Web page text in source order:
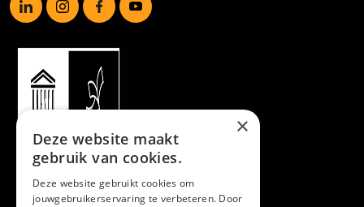
×
Deze website maakt
gebruik van cookies.
Deze website gebruikt cookies om
jouwgebruikerservaring te verbeteren. Door